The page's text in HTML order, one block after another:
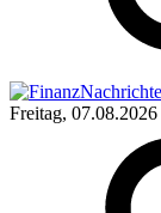
Freitag, 07.08.2026